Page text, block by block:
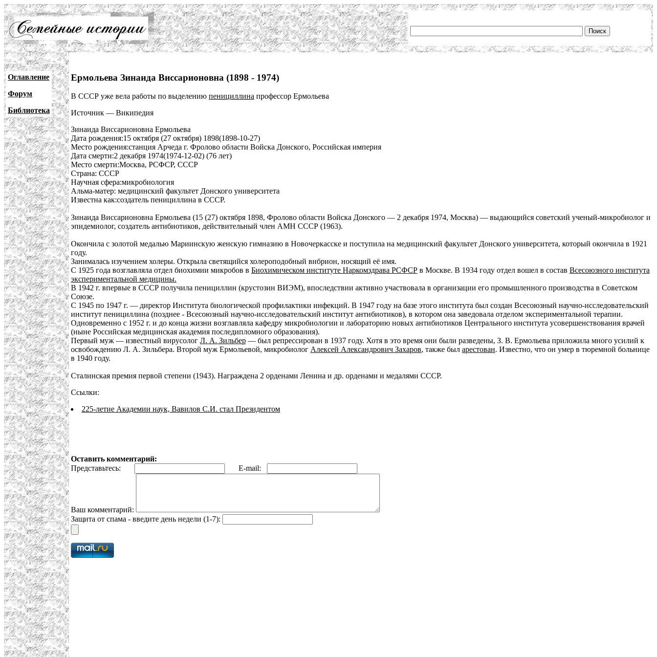
Оглавление
Форум
Библиотека
Ермольева Зинаида Виссарионовна (1898 - 1974)
В СССР уже вела работы по выделению пенициллина профессор Ермольева
Источник — Википедия
Зинаида Виссарионовна Ермольева
Дата рождения:15 октября (27 октября) 1898(1898-10-27)
Место рождения:станция Арчеда г. Фролово области Войска Донского, Российская империя
Дата смерти:2 декабря 1974(1974-12-02) (76 лет)
Место смерти:Москва, РСФСР, СССР
Страна: СССР
Научная сфера:микробиология
Альма-матер: медицинский факультет Донского университета
Известна как:создатель пенициллина в СССР.
Зинаида Виссарионовна Ермольева (15 (27) октября 1898, Фролово области Войска Донского — 2 декабря 1974, Москва) — выдающийся советский ученый-микробиолог и
эпидемиолог, создатель антибиотиков, действительный член АМН СССР (1963).
Окончила с золотой медалью Мариинскую женскую гимназию в Новочеркасске и поступила на медицинский факультет Донского университета, который окончила в 1921
году.
Занималась изучением холеры. Открыла светящийся холероподобный вибрион, носящий её имя.
С 1925 года возглавляла отдел биохимии микробов в Биохимическом институте Наркомздрава РСФСР в Москве. В 1934 году отдел вошел в состав Всесоюзного института
экспериментальной медицины.
В 1942 г. впервые в СССР получила пенициллин (крустозин ВИЭМ), впоследствии активно участвовала в организации его промышленного производства в Советском
Союзе.
С 1945 по 1947 г. — директор Института биологической профилактики инфекций. В 1947 году на базе этого института был создан Всесоюзный научно-исследовательский
институт пенициллина (позднее - Всесоюзный научно-исследовательский институт антибиотиков), в котором она заведовала отделом экспериментальной терапии.
Одновременно с 1952 г. и до конца жизни возглавляла кафедру микробиологии и лабораторию новых антибиотиков Центрального института усовершенствования врачей
(ныне Российская медицинская академия последипломного образования).
Первый муж — известный вирусолог Л. А. Зильбер — был репрессирован в 1937 году. Хотя в это время они были разведены, З. В. Ермольева приложила много усилий к
освобождению Л. А. Зильбера. Второй муж Ермольевой, микробиолог Алексей Александрович Захаров, также был арестован. Известно, что он умер в тюремной больнице
в 1940 году.
Сталинская премия первой степени (1943). Награждена 2 орденами Ленина и др. орденами и медалями СССР.
Ссылки:
225-летие Академии наук, Вавилов С.И. стал Президентом
Оставить комментарий:
Представьтесь:
E-mail:
Ваш комментарий:
Защита от спама - введите день недели (1-7):